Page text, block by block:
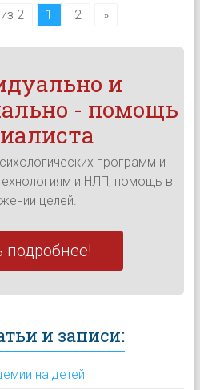
2 1 2 »
и
- помощь
программ и
и НЛП, помощь в
целей.
подробнее!
и записи:
на детей